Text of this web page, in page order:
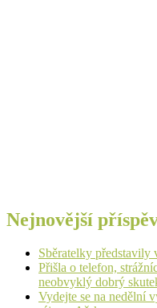
Nejnovější
Sběratelky
Přišla o telefon,
neobvyklý dobrý
Vydejte se na nedělní